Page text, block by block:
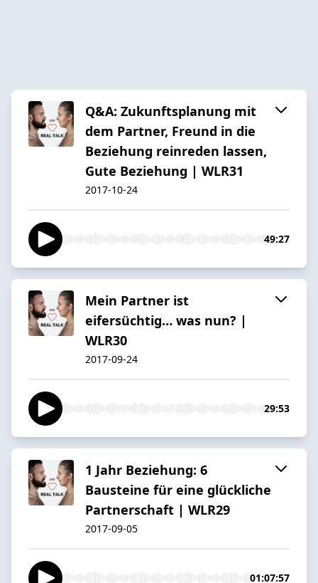
Q&A: Zukunftsplanung mit
dem Partner, Freund in die
Beziehung reinreden lassen,
Gute Beziehung | WLR31
2017-10-24
49:27
Mein Partner ist
eifersüchtig… was nun? |
WLR30
2017-09-24
29:53
1 Jahr Beziehung: 6
Bausteine für eine glückliche
Partnerschaft | WLR29
2017-09-05
01:07:57